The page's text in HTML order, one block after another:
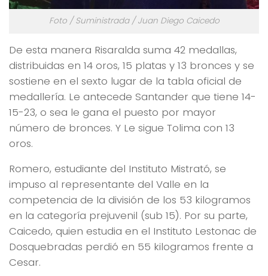
Foto / Suministrada / Juan Diego Caicedo
De esta manera Risaralda suma 42 medallas,
distribuidas en 14 oros, 15 platas y 13 bronces y se
sostiene en el sexto lugar de la tabla oficial de
medallería. Le antecede Santander que tiene 14-
15-23, o sea le gana el puesto por mayor
número de bronces. Y Le sigue Tolima con 13
oros.
Romero, estudiante del Instituto Mistrató, se
impuso al representante del Valle en la
competencia de la división de los 53 kilogramos
en la categoría prejuvenil (sub 15). Por su parte,
Caicedo, quien estudia en el Instituto Lestonac de
Dosquebradas perdió en 55 kilogramos frente a
Cesar.